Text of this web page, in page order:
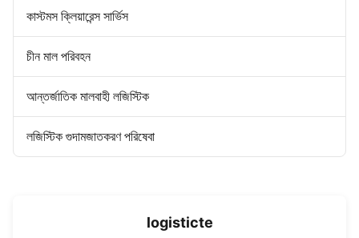
কাস্টমস ক্লিয়ারেন্স সার্ভিস
চীন মাল পরিবহন
আন্তর্জাতিক মালবাহী লজিস্টিক
লজিস্টিক গুদামজাতকরণ পরিষেবা
logisticte